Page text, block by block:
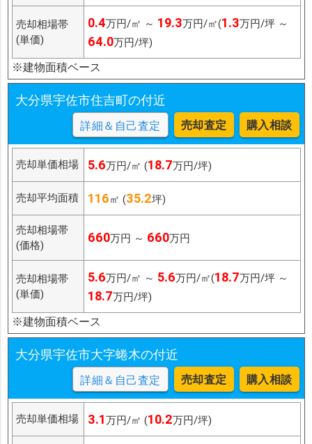
売却相場帯
(単価)
0.4万円/㎡ ～ 19.3万円/㎡(1.3万円/坪 ～
64.0万円/坪)
※建物面積ベース
大分県宇佐市住吉町の付近
詳細＆自己査定 売却査定 購入相談
売却単価相場 5.6万円/㎡ (18.7万円/坪)
売却平均面積 116㎡ (35.2坪)
売却相場帯
(価格)
660万円 ～ 660万円
売却相場帯
(単価)
5.6万円/㎡ ～ 5.6万円/㎡(18.7万円/坪 ～
18.7万円/坪)
※建物面積ベース
大分県宇佐市大字蜷木の付近
詳細＆自己査定 売却査定 購入相談
売却単価相場 3.1万円/㎡ (10.2万円/坪)